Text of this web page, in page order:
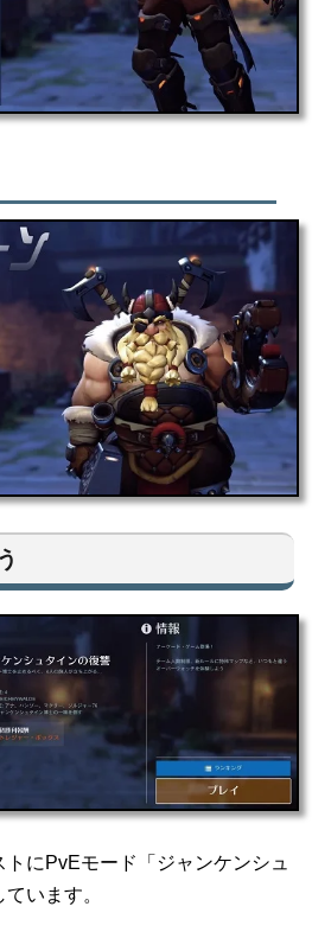
にPvEモード「ジャンケンシュ
います。